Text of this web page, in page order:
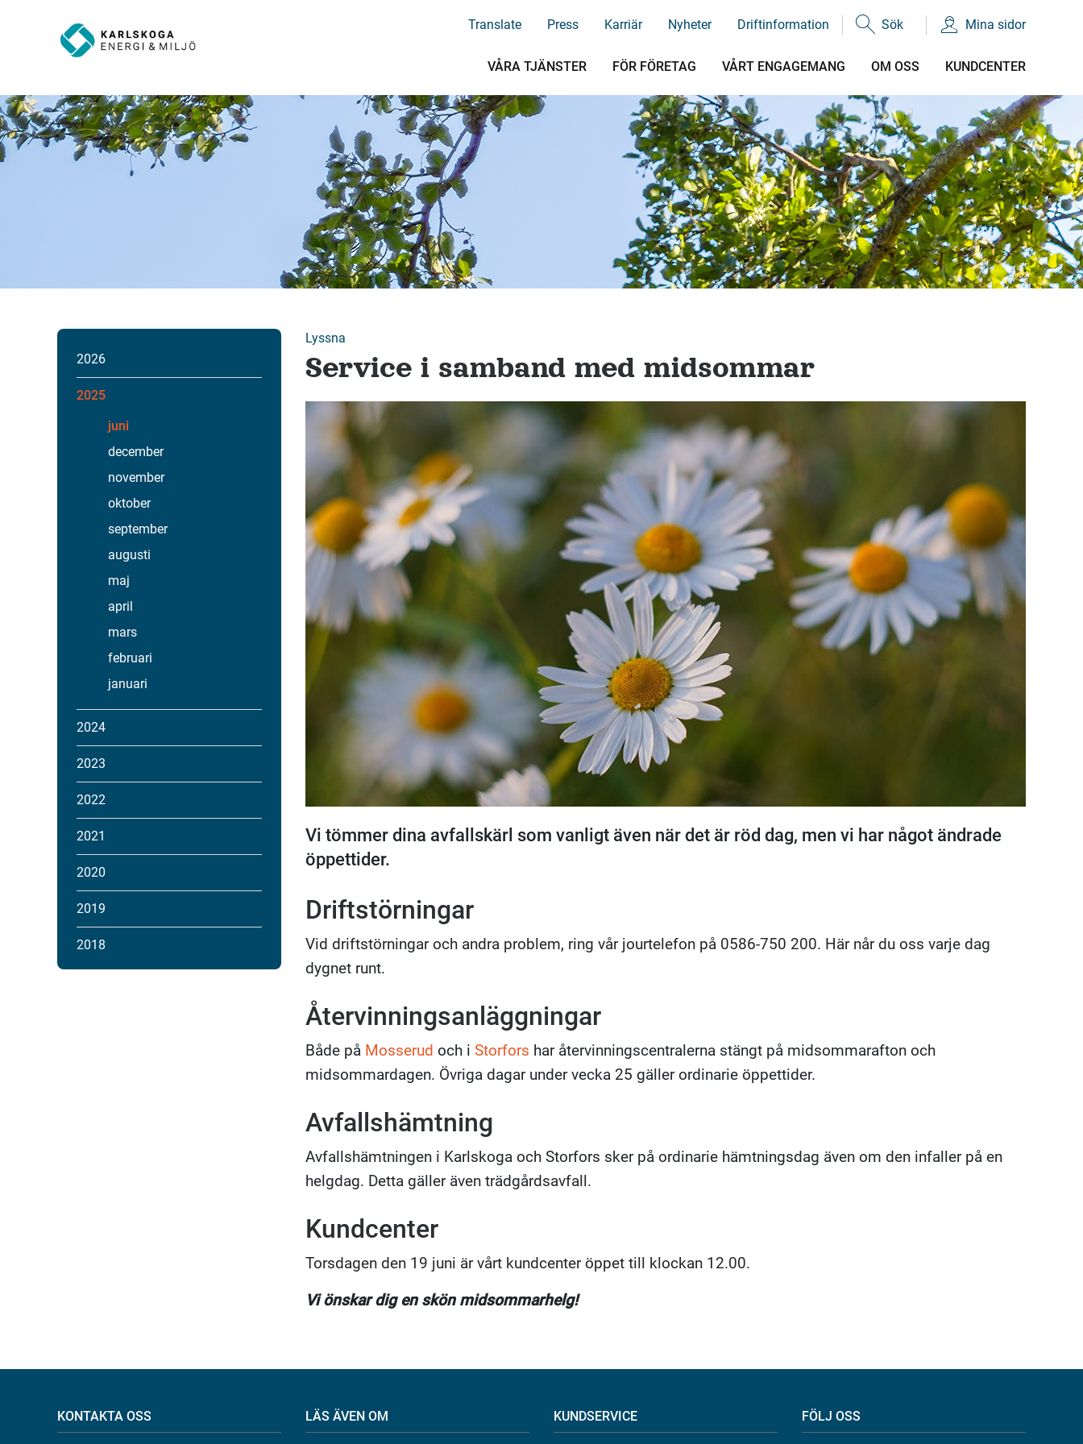
Translate Press Karriär Nyheter Driftinformation Sök Mina sidor
VÅRA TJÄNSTER FÖR FÖRETAG VÅRT ENGAGEMANG OM OSS KUNDCENTER
2026
2025
juni
december
november
oktober
september
augusti
maj
april
mars
februari
januari
2024
2023
2022
2021
2020
2019
2018
Lyssna
Service i samband med midsommar
Vi tömmer dina avfallskärl som vanligt även när det är röd dag, men vi har något ändrade
öppettider.
Driftstörningar
Vid driftstörningar och andra problem, ring vår jourtelefon på 0586-750 200. Här når du oss varje dag
dygnet runt.
Återvinningsanläggningar
Både på Mosserud och i Storfors har återvinningscentralerna stängt på midsommarafton och
midsommardagen. Övriga dagar under vecka 25 gäller ordinarie öppettider.
Avfallshämtning
Avfallshämtningen i Karlskoga och Storfors sker på ordinarie hämtningsdag även om den infaller på en
helgdag. Detta gäller även trädgårdsavfall.
Kundcenter
Torsdagen den 19 juni är vårt kundcenter öppet till klockan 12.00.
Vi önskar dig en skön midsommarhelg!
KONTAKTA OSS LÄS ÄVEN OM KUNDSERVICE FÖLJ OSS